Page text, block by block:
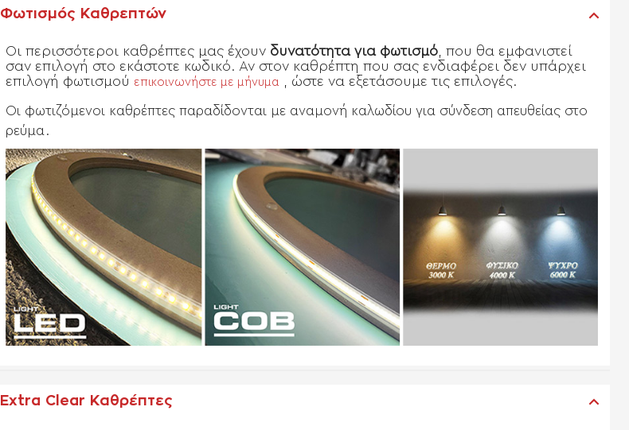
Φωτισμός Καθρεπτών
Οι περισσότεροι καθρέπτες μας έχουν δυνατότητα για φωτισμό , που θα εμφανιστεί
σαν επιλογή στο εκάστοτε κωδικό. Αν στον καθρέπτη που σας ενδιαφέρει δεν υπάρχει
επιλογή φωτισμού επικοινωνήστε με μήνυμα , ώστε να εξετάσουμε τις επιλογές.
Οι φωτιζόμενοι καθρέπτες παραδίδονται με αναμονή καλωδίου για σύνδεση απευθείας στο
ρεύμα.
Extra Clear Καθρέπτες